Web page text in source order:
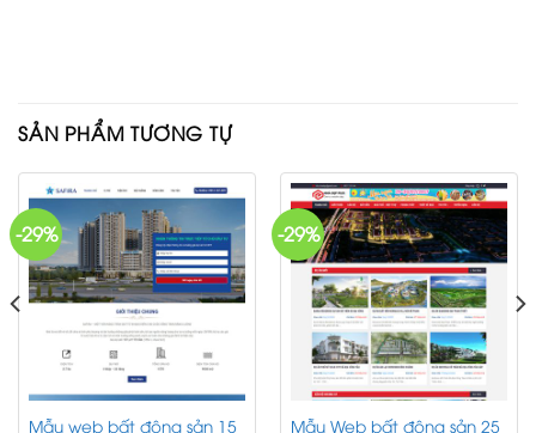
SẢN PHẨM TƯƠNG TỰ
-29%
Mẫu web bất động sản 15
-29%
Mẫu Web bất động sản 25